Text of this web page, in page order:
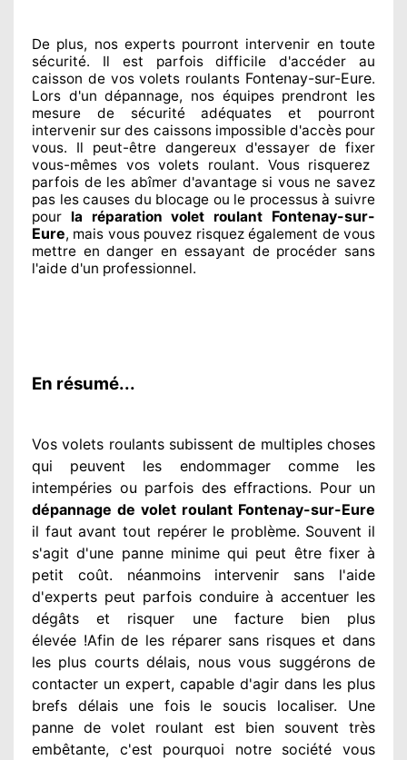
De plus, nos expertspourront intervenir en toute
sécurité. Il est parfois difficile d'accéder au
caisson de vos volets roulants Fontenay-sur-Eure.
Lors d'un dépannage, nos équipesprendront les
mesure de sécuritéadéquates et pourront
intervenir sur des caissons impossible d'accès pour
vous. Il peut-être dangereux d'essayer de fixer
vous-mêmes vos volets roulant. Vous risquerez
parfois de les abîmerd'avantage si vous ne savez
pas les causes du blocage ou le processus à suivre
pour la réparation volet roulant Fontenay-sur-
Eure, mais vous pouvez risquez également de vous
mettre en danger en essayant de procéder sans
l'aide d'un professionnel.
En résumé...
Vos volets roulants subissent de multipleschoses
qui peuvent les endommagercomme les
intempéries ou parfois des effractions. Pour un
dépannage de volet roulant Fontenay-sur-Eure
il faut avant tout repérerle problème. Souvent il
s'agit d'une panne minime qui peut être fixerà
petit coût. néanmoinsintervenir sans l'aide
d'experts peut parfois conduire à accentuer les
dégâts et risquer une facture bien plus
élevée !Afin de les réparersans risques et dans
les plus courtsdélais, nous vous suggéronsde
contacter un expert, capable d'agir dans les plus
brefs délais une fois le soucis localiser. Une
panne de volet roulant est bien souvent très
embêtante, c'est pourquoi notre société vous